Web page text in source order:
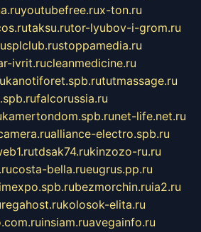
youtubefree.rux-ton.ru
taksu.rutor-lyubov-i-grom.ru
splclub.rustoppamedia.ru
ivrit.rucleanmedicine.ru
kanotiforet.spb.rututmassage.ru
falcorussia.ru
kamertondom.spb.runet-life.net.ru
alliance-electro.spb.ru
tdsak74.rukinzozo-ru.ru
costa-bella.rueugrus.pp.ru
bezmorchin.ruia2.ru
regahost.rukolosok-elita.ru
insiam.ruavegainfo.ru